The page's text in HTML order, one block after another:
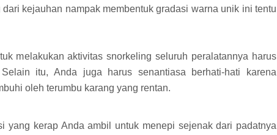
kejauhan nampak membentuk gradasi warna unik ini tentu
melakukan aktivitas snorkeling seluruh peralatannya harus
itu, Anda juga harus senantiasa berhati-hati karena
oleh terumbu karang yang rentan.
yang kerap Anda ambil untuk menepi sejenak dari padatnya